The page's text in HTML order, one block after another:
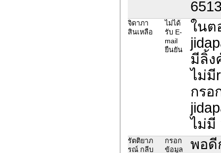
จิดาภา
สินเหลือ
ไม่ได้
รับ E-
mail
ยืนยัน
ในต
มีลิ้ง
ไม่มี
กรอ
ไม่มี
รัตติยาภ
รณ์ กลีบ
กรอก
ข้อมูล
พอดี